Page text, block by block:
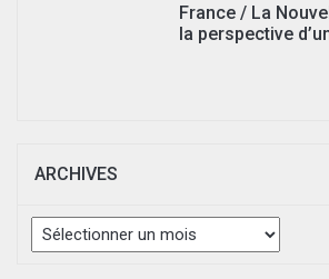
France / La
la perspective
ARCHIVES
Archives